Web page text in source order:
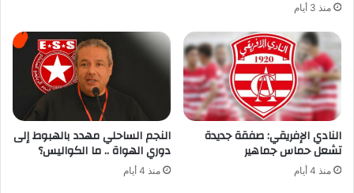
منذ 3 أيام
النادي الإفريقي: صفقة جديدة
تشعل حماس جماهير
منذ 4 أيام
النجم الساحلي مهدد بالهبوط إلى
دوري الهواة .. ما الكواليس؟
منذ 4 أيام